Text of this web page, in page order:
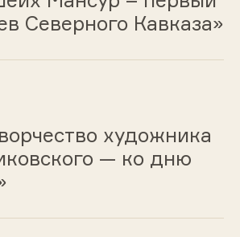
Северного Кавказа»
художника
— ко дню